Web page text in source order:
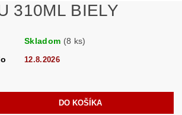
310ML BIELY
Skladom (8 ks)
12.8.2026